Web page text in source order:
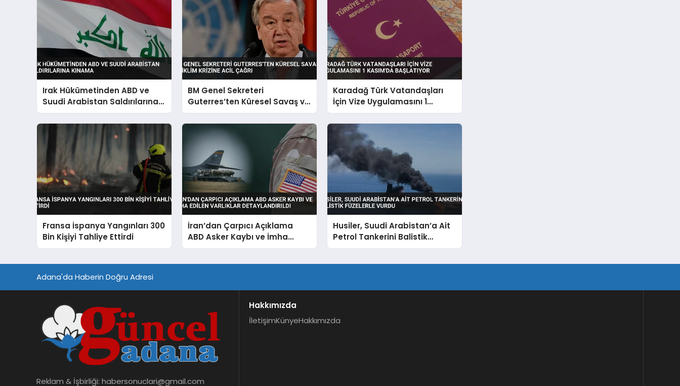
Irak Hükümetinden ABD ve
Suudi Arabistan Saldırılarına
Kınama
BM Genel Sekreteri
Guterres’ten Küresel Savaş ve
İklim Krizine Acil Çağrı
Karadağ Türk Vatandaşları
İçin Vize Uygulamasını 1
Kasım’da Başlatıyor
Fransa İspanya Yangınları 300
Bin Kişiyi Tahliye Ettirdi
İran’dan Çarpıcı Açıklama
ABD Asker Kaybı ve İmha
Edilen Varlıklar Detaylandırıldı
Husiler, Suudi Arabistan’a Ait
Petrol Tankerini Balistik
Füzelerle Vurdu
Adana'da Haberin Doğru Adresi
Reklam & İşbirliği: habersonuclari@gmail.com
Hakkımızda
İletişimKünyeHakkımızda